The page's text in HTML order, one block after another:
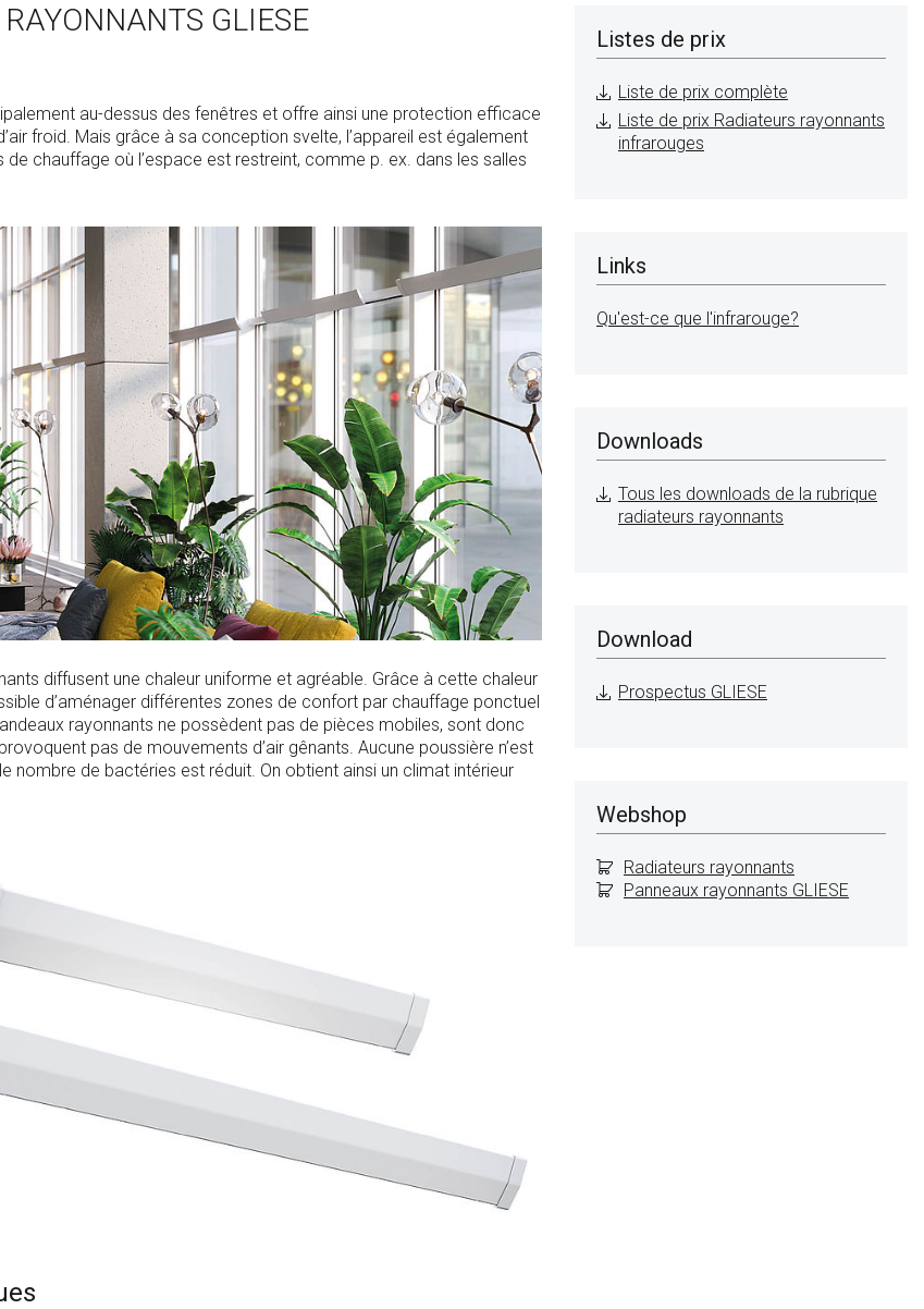
GLIESE
au-dessus des fenêtres et offre ainsi une protection efficace
froid. Mais grâce à sa conception svelte, l’appareil est également
de chauffage où l’espace est restreint, comme p. ex. dans les salles
diffusent une chaleur uniforme et agréable. Grâce à cette chaleur
d’aménager différentes zones de confort par chauffage ponctuel
rayonnants ne possèdent pas de pièces mobiles, sont donc
pas de mouvements d’air gênants. Aucune poussière n’est
nombre de bactéries est réduit. On obtient ainsi un climat intérieur
Listes de prix
Liste de prix complète
Liste de prix Radiateurs rayonnants
infrarouges
Links
Qu'est-ce que l'infrarouge?
Downloads
Tous les downloads de la rubrique
radiateurs rayonnants
Download
Prospectus GLIESE
Webshop
Radiateurs rayonnants
Panneaux rayonnants GLIESE